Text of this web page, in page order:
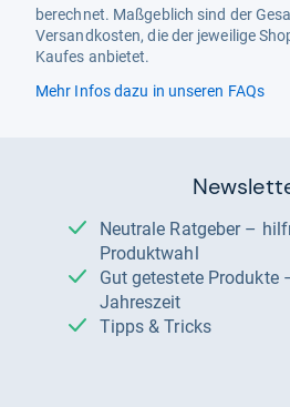
berechnet. Maßgeblich sind der
Versandkosten, die der jeweilige
Kaufes anbietet.
Mehr Infos dazu in unseren FAQs
Neutrale Ratgeber – hilfreich für Ihre
Produktwahl
Gut getestete Produkte – passend zur
Jahreszeit
Tipps & Tricks